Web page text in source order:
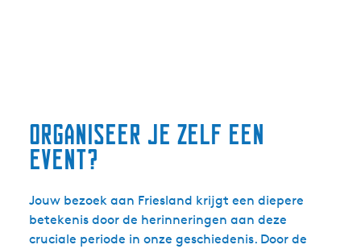
organiseer je zelf een
event?
Jouw bezoek aan Friesland krijgt een diepere
betekenis door de herinneringen aan deze
cruciale periode in onze geschiedenis. Door de